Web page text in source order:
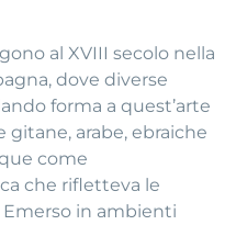
al XVIII secolo nella
dove diverse
forma a quest’arte
gitane, arabe, ebraiche
come
che rifletteva le
in ambienti